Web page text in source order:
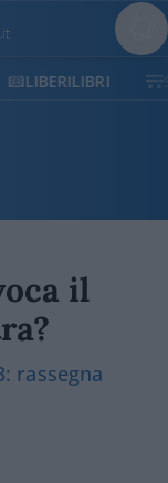
LIBERILIBRI
il
rassegna